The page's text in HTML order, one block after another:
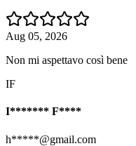
Aug 05, 2026
Non mi aspettavo così bene
IF
I******* F****
h*****@gmail.com